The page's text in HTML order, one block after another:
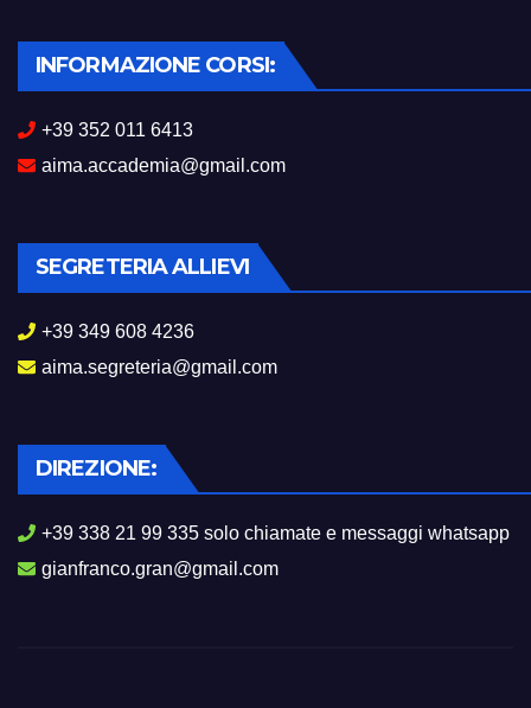
INFORMAZIONE CORSI:
+39 352 011 6413
aima.accademia@gmail.com
SEGRETERIA ALLIEVI
+39 349 608 4236
aima.segreteria@gmail.com
DIREZIONE:
+39 338 21 99 335 solo chiamate e messaggi whatsapp
gianfranco.gran@gmail.com